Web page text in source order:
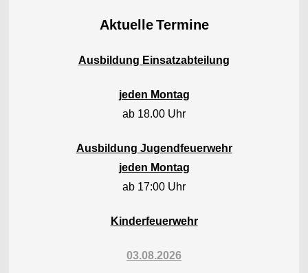
Aktuelle Termine
Ausbildung Einsatzabteilung
jeden Montag
ab 18.00 Uhr
Ausbildung Jugendfeuerwehr
jeden Montag
ab 17:00 Uhr
Kinderfeuerwehr
03.08.2026